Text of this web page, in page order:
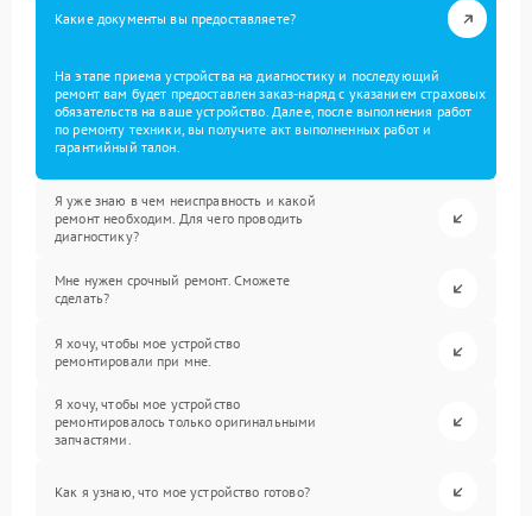
Какие документы вы предоставляете?
На этапе приема устройства на диагностику и последующий
ремонт вам будет предоставлен заказ-наряд с указанием страховых
обязательств на ваше устройство. Далее, после выполнения работ
по ремонту техники, вы получите акт выполненных работ и
гарантийный талон.
Я уже знаю в чем неисправность и какой
ремонт необходим. Для чего проводить
диагностику?
Мне нужен срочный ремонт. Сможете
сделать?
Я хочу, чтобы мое устройство
ремонтировали при мне.
Я хочу, чтобы мое устройство
ремонтировалось только оригинальными
запчастями.
Как я узнаю, что мое устройство готово?